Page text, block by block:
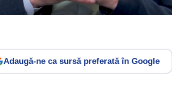
Adaugă-ne ca sursă preferată în Google